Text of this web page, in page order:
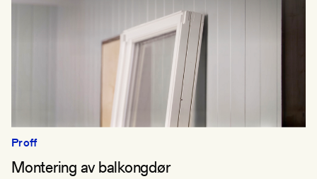
Proff
Montering av balkongdør